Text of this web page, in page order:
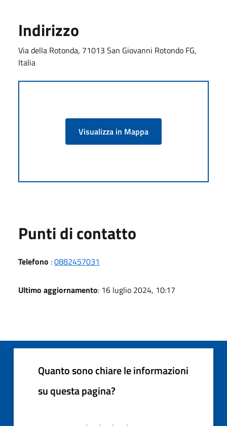
Indirizzo
Via della Rotonda, 71013 San Giovanni Rotondo FG,
Italia
Visualizza in Mappa
Punti di contatto
Telefono :0882457031
Ultimo aggiornamento: 16 luglio 2024, 10:17
Quanto sono chiare le informazioni
su questa pagina?